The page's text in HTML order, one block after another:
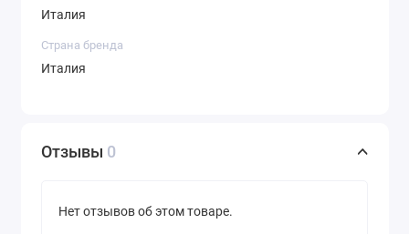
Италия
Страна бренда
Италия
Отзывы 0
Нет отзывов об этом товаре.